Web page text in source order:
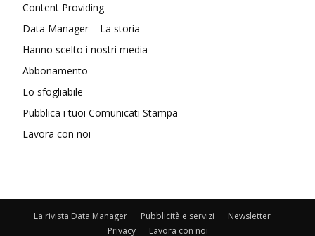
Content Providing
Data Manager – La storia
Hanno scelto i nostri media
Abbonamento
Lo sfogliabile
Pubblica i tuoi Comunicati Stampa
Lavora con noi
La rivista Data Manager Pubblicità e servizi
Newsletter
Privacy
Lavora con noi